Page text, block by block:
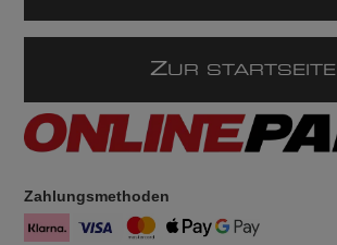
ZUR STARTSEITE
Zahlungsmethoden